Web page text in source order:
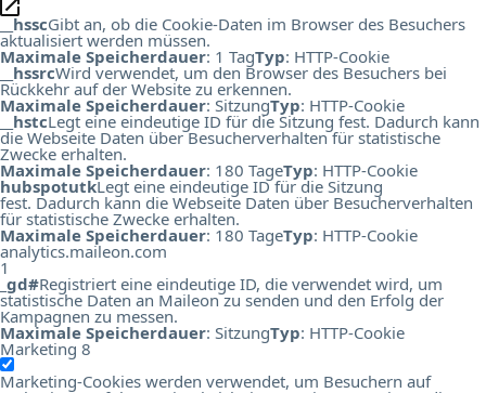
__hsscGibt an, ob die Cookie-Daten im Browser des Besuchers
aktualisiert werden müssen.
Maximale Speicherdauer: 1 TagTyp: HTTP-Cookie
__hssrcWird verwendet, um den Browser des Besuchers bei
Rückkehr auf der Website zu erkennen.
Maximale Speicherdauer: SitzungTyp: HTTP-Cookie
__hstcLegt eine eindeutige ID für die Sitzung fest. Dadurch kann
die Webseite Daten über Besucherverhalten für statistische
Zwecke erhalten.
Maximale Speicherdauer: 180 TageTyp: HTTP-Cookie
hubspotutkLegt eine eindeutige ID für die Sitzung
fest. Dadurch kann die Webseite Daten über Besucherverhalten
für statistische Zwecke erhalten.
Maximale Speicherdauer: 180 TageTyp: HTTP-Cookie
analytics.maileon.com
1
_gd#Registriert eine eindeutige ID, die verwendet wird, um
statistische Daten an Maileon zu senden und den Erfolg der
Kampagnen zu messen.
Maximale Speicherdauer: SitzungTyp: HTTP-Cookie
Marketing 8
Marketing-Cookies werden verwendet, um Besuchern auf